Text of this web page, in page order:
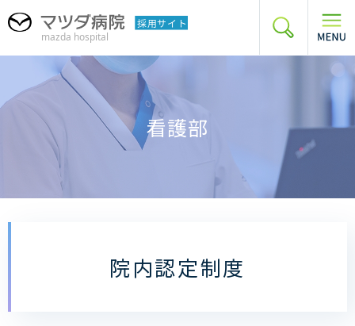
グ
ロ
ナ
ン
本
文
フ
ッ
看護部
院内認定制度